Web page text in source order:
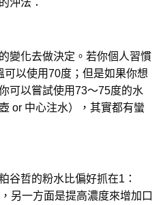
沖法：
的變化去做決定。若你個人習慣
以使用70度；但是如果你想
可以嘗試使用73～75度的水
or 中心注水），其實都有蠻
谷哲的粉水比偏好抓在1：
另一方面是提高濃度來增加口